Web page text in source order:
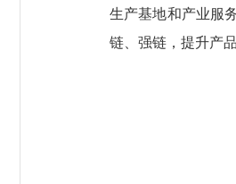
生产基地和产业服
链、强链，提升产